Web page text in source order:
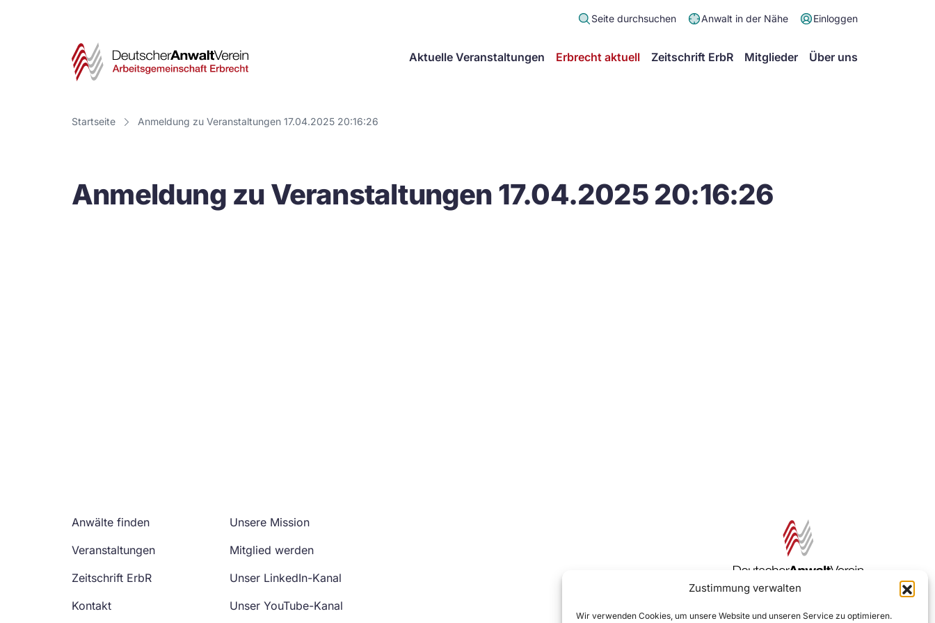
Zustimmung verwalten
Wir verwenden Cookies, um unsere Website und unseren Service zu optimieren.
Seite durchsuchen Anwalt in der Nähe Einloggen
Deutscher
Verein
Arbeitsgemeinschaft
Aktuelle Veranstaltungen Erbrecht aktuell Zeitschrift ErbR Mitglieder Über uns
Startseite Anmeldung zu Veranstaltungen 17.04.2025 20:16:26
Anmeldung zu Veranstaltungen 17.04.2025 20:16:26
Anwälte finden
Veranstaltungen
Zeitschrift ErbR
Kontakt
Unsere Mission
Mitglied werden
Unser LinkedIn-Kanal
Unser YouTube-Kanal
Zur DAV Webseite